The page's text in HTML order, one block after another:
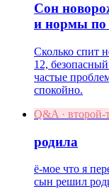
Сон
и нормы по
Сколько спит
12,
частые
спокойно.
Q&A · второй-
родила
ё-мое что я
сын решил